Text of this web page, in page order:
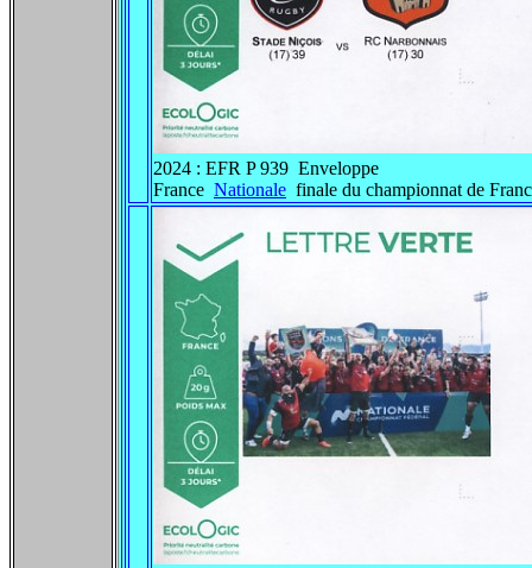
2024 : EFR P 939 Enveloppe
France Nationale finale du championnat de